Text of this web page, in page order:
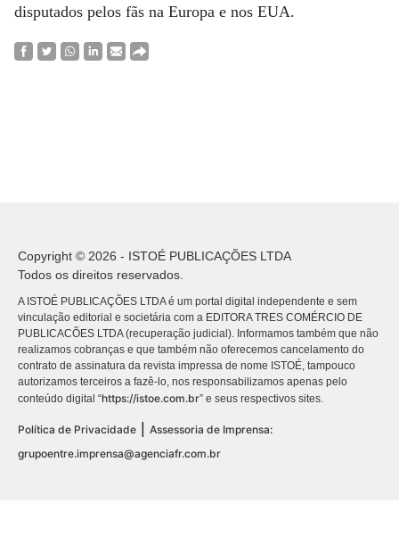
disputados pelos fãs na Europa e nos EUA.
Copyright © 2026 - ISTOÉ PUBLICAÇÕES LTDA
Todos os direitos reservados.
A ISTOÉ PUBLICAÇÕES LTDA é um portal digital independente e sem
vinculação editorial e societária com a EDITORA TRES COMÉRCIO DE
PUBLICACÕES LTDA (recuperação judicial). Informamos também que não
realizamos cobranças e que também não oferecemos cancelamento do
contrato de assinatura da revista impressa de nome ISTOÉ, tampouco
autorizamos terceiros a fazê-lo, nos responsabilizamos apenas pelo
conteúdo digital “https://istoe.com.br” e seus respectivos sites.
Política de Privacidade
Assessoria de Imprensa:
grupoentre.imprensa@agenciafr.com.br